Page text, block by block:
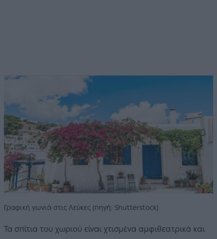
Γραφική γωνιά στις Λεύκες (πηγή: Shutterstock)
Τα σπίτια του χωριού είναι χτισμένα αμφιθεατρικά και